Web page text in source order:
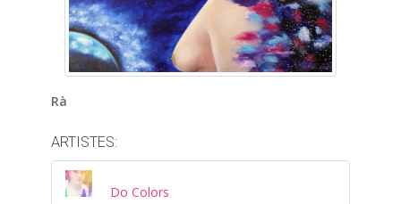
Rà
ARTISTES:
Do Colors